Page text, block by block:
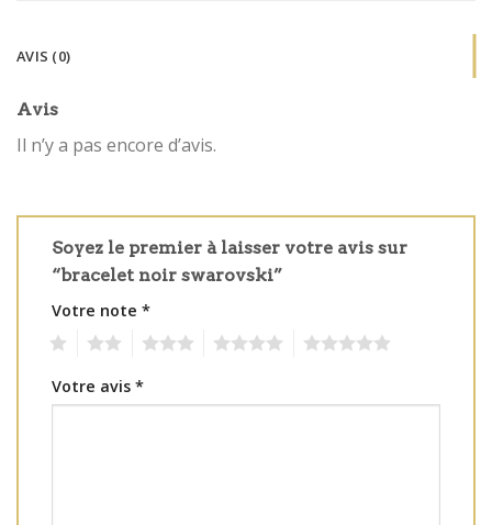
AVIS (0)
Avis
Il n’y a pas encore d’avis.
Soyez le premier à laisser votre avis sur
“bracelet noir swarovski”
Votre note *
Votre avis *